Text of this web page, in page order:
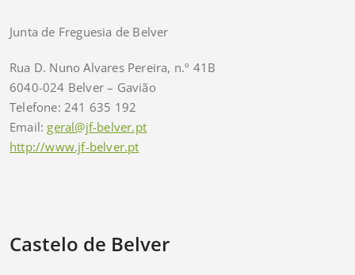
Junta de Freguesia de Belver
Rua D. Nuno Alvares Pereira, n.º 41B
6040-024 Belver – Gavião
Telefone: 241 635 192
Email: geral@jf-belver.pt
http://www.jf-belver.pt
Castelo de Belver